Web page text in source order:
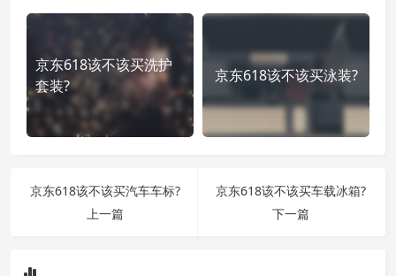
京东618该不该买洗护
套装?
京东618该不该买泳装?
京东618该不该买汽车车标?
上一篇
京东618该不该买车载冰箱?
下一篇